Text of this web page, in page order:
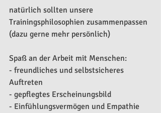
natürlich sollten unsere
Trainingsphilosophien zusammenpassen
(dazu gerne mehr persönlich)
Spaß an der Arbeit mit Menschen:
- freundliches und selbstsicheres
Auftreten
- gepflegtes Erscheinungsbild
- Einfühlungsvermögen und Empathie